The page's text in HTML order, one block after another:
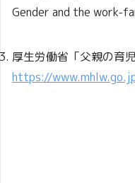
Gender and the work-
厚生労働省「父親の育
https://